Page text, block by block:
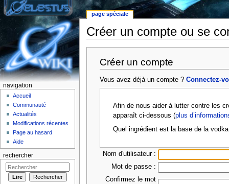
Créer un compte ou se
Créer un compte
Vous avez déjà un compte ?Connectez-
Afin de nous aider à lutter contre les
apparaît ci-dessous (plus
Quel ingrédient est la base de la
Nom d'utilisateur :
Mot de passe :
Confirmez le mot
page spéciale
navigation
Accueil
Communauté
Actualités
Modifications récentes
Page au hasard
Aide
rechercher